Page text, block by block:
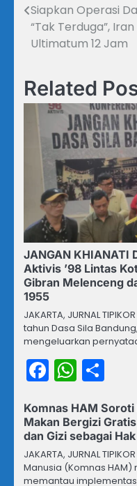
pos
Siapkan Operasi
“Tak Terduga”, Iran
Ultimatum 12 Jam
Related
JANGAN KHIANATI
Aktivis ’98 Lintas
Gibran Melenceng
1955
JAKARTA, JURNAL
tahun Dasa Sila
mengeluarkan
Komnas HAM
Makan Bergizi
dan Gizi sebagai
JAKARTA, JURNAL
Manusia (Komnas
memantau